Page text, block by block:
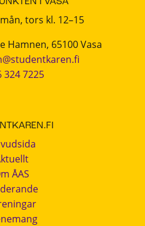
I VASA
tors kl. 12–15
Hamnen, 65100 Vasa
324 7225
ÅAS